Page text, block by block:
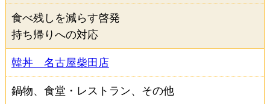
食べ残しを減らす啓発
持ち帰りへの対応
韓丼 名古屋柴田店
鍋物、食堂・レストラン、その他